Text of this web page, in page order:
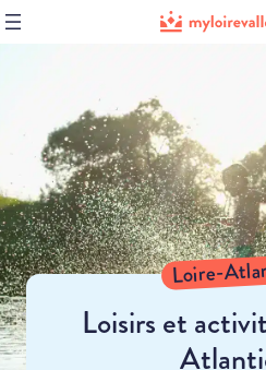
Loire-
Loisirs et